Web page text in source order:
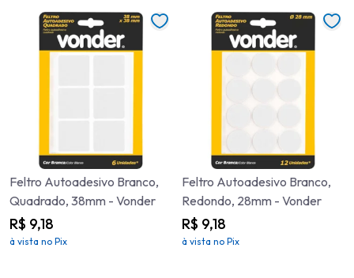
Feltro Autoadesivo Branco,
Quadrado, 38mm - Vonder
R$ 9,18
à vista no Pix
Feltro Autoadesivo Branco,
Redondo, 28mm - Vonder
R$ 9,18
à vista no Pix